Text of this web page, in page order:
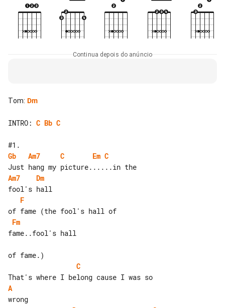
Continua depois do anúncio
Tom: Dm
INTRO: C Bb C
Gb
Am7 C Em C
Am7
Dm
F
Fm
fame..fool's hall
C
A